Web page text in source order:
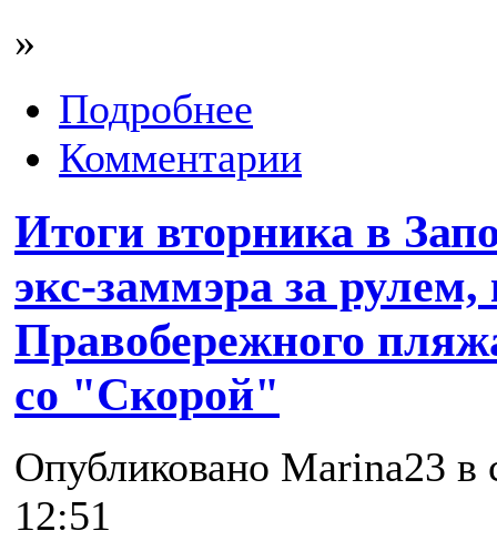
»
Подробнее
Комментарии
Итоги вторника в
экс-заммэра за
Правобережного
со "Скорой"
Опубликовано Marina23 в
12:51